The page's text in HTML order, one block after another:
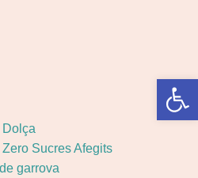
Sucres Afegits
garrova
Obre la